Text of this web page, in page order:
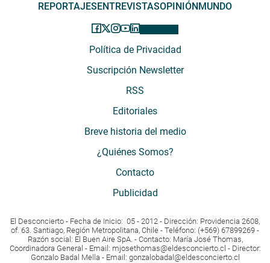
REPORTAJES ENTREVISTASOPINIÓN MUNDO
Política de Privacidad
Suscripción Newsletter
RSS
Editoriales
Breve historia del medio
¿Quiénes Somos?
Contacto
Publicidad
El Desconcierto - Fecha de Inicio: 05 - 2012 - Dirección: Providencia 2608,
of. 63. Santiago, Región Metropolitana, Chile - Teléfono: (+569) 67899269 -
Razón social: El Buen Aire SpA. - Contacto: María José Thomas,
Coordinadora General - Email: mjosethomas@eldesconcierto.cl - Director:
Gonzalo Badal Mella - Email: gonzalobadal@eldesconcierto.cl